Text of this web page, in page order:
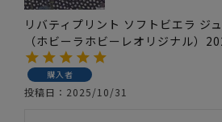
リバティプリント ソフトビエラ ジ
（ホビーラホビーレオリジナル）
購入者
投稿日 2025/10/31